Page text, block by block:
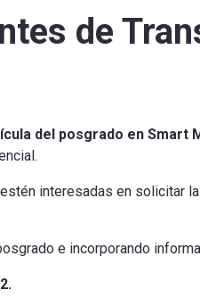
de
del posgrado en Smart
interesadas en solicitar
e incorporando